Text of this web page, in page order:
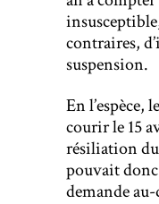
contraires,
suspension.
En l’espèce,
courir le 15
résiliation
pouvait
demande